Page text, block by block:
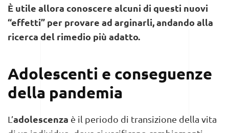
È utile allora conoscere alcuni di questi nuovi
“effetti” per provare ad arginarli, andando alla
ricerca del rimedio più adatto.
Adolescenti e conseguenze
della pandemia
L’adolescenza è il periodo di transizione della vita